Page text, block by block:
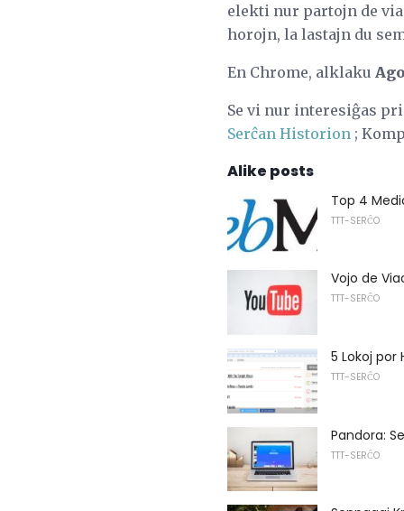
elekti nur partojn de
horojn, la lastajn du
En Chrome, alklaku
Se vi nur interesiĝas
Serĉan Historion ;
Alike posts
Top 4
TTT-SERĈO
Vojo de
TTT-SERĈO
5 Lokoj por
TTT-SERĈO
Pandora:
TTT-SERĈO